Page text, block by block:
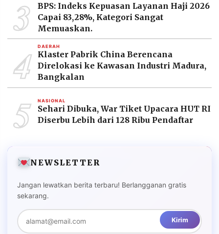
3
BPS: Indeks Kepuasan Layanan Haji 2026
Capai 83,28%, Kategori Sangat
Memuaskan.
4 DAERAH
Klaster Pabrik China Berencana
Direlokasi ke Kawasan Industri Madura,
Bangkalan
5 NASIONAL
Sehari Dibuka, War Tiket Upacara HUT RI
Diserbu Lebih dari 128 Ribu Pendaftar
NEWSLETTER
Jangan lewatkan berita terbaru! Berlangganan gratis
sekarang.
Kirim